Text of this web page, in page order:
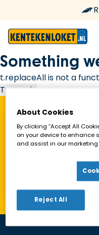
Something
t.replaceAll is not a
Try again
Vind een
Toon alleen
About Cookies
By clicking “Accept All
on your device to enhance
and assist in our marketing
Reject All